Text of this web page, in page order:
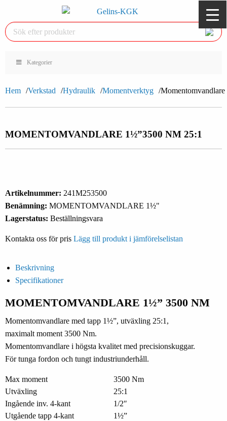
Kategorier
Hem Verkstad Hydraulik Momentverktyg Momentomvandlare
MOMENTOMVANDLARE 1½”3500 NM 25:1
Artikelnummer: 241M253500
Benämning: MOMENTOMVANDLARE 1½"
Lagerstatus: Beställningsvara
Kontakta oss för pris Lägg till produkt i jämförelselistan
Beskrivning
Specifikationer
MOMENTOMVANDLARE 1½” 3500 NM
Momentomvandlare med tapp 1½”, utväxling 25:1,
maximalt moment 3500 Nm.
Momentomvandlare i högsta kvalitet med precisionskuggar.
För tunga fordon och tungt industriunderhåll.
Max moment
3500 Nm
Utväxling
25:1
Ingående inv. 4-kant
1/2″
Utgående tapp 4-kant
1½”